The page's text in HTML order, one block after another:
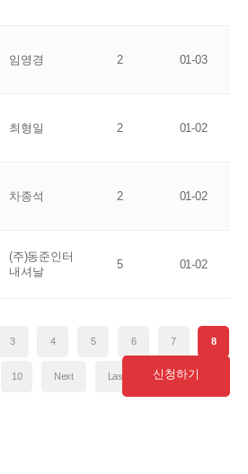
임영경 2 01-03
최형일 2 01-02
차종석 2 01-02
(주)동준인터
내셔날
5 01-02
3 4 5 6 7 8
10 Next Last 신청하기